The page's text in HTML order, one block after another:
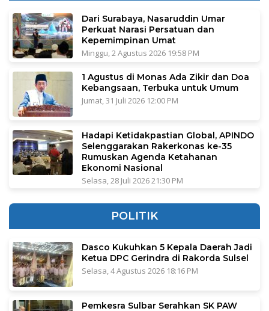
Dari Surabaya, Nasaruddin Umar
Perkuat Narasi Persatuan dan
Kepemimpinan Umat
Minggu, 2 Agustus 2026 19:58 PM
1 Agustus di Monas Ada Zikir dan Doa
Kebangsaan, Terbuka untuk Umum
Jumat, 31 Juli 2026 12:00 PM
Hadapi Ketidakpastian Global, APINDO
Selenggarakan Rakerkonas ke-35
Rumuskan Agenda Ketahanan
Ekonomi Nasional
Selasa, 28 Juli 2026 21:30 PM
POLITIK
Dasco Kukuhkan 5 Kepala Daerah Jadi
Ketua DPC Gerindra di Rakorda Sulsel
Selasa, 4 Agustus 2026 18:16 PM
Pemkesra Sulbar Serahkan SK PAW